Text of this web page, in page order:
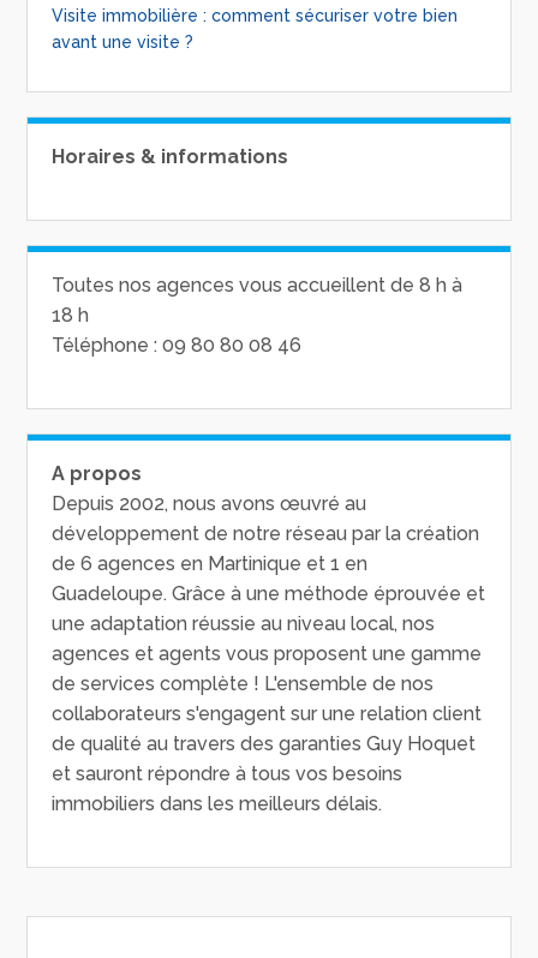
Visite immobilière : comment sécuriser votre bien
avant une visite ?
Horaires & informations
Toutes nos agences vous accueillent de 8 h à
18 h
Téléphone : 09 80 80 08 46
A propos
Depuis 2002, nous avons œuvré au
développement de notre réseau par la création
de 6 agences en Martinique et 1 en
Guadeloupe. Grâce à une méthode éprouvée et
une adaptation réussie au niveau local, nos
agences et agents vous proposent une gamme
de services complète ! L'ensemble de nos
collaborateurs s'engagent sur une relation client
de qualité au travers des garanties Guy Hoquet
et sauront répondre à tous vos besoins
immobiliers dans les meilleurs délais.